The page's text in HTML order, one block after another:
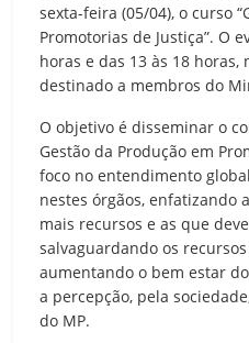
sexta-feira (05/04), o curso
Promotorias de Justiça”. O
horas e das 13 às 18 horas,
destinado a membros do
O objetivo é disseminar o
Gestão da Produção em
foco no entendimento
nestes órgãos, enfatizando
mais recursos e as que
salvaguardando os
aumentando o bem estar
a percepção, pela
do MP.